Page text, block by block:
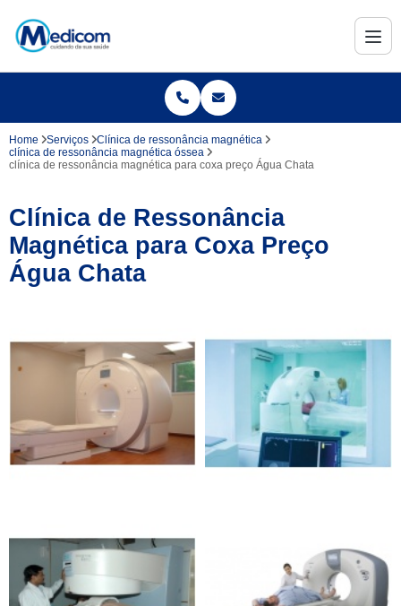
Home Serviços
Clínica de ressonância magnética
clínica de ressonância magnética óssea
clínica de ressonância magnética para coxa preço Água Chata
Clínica de Ressonância
Magnética para Coxa Preço
Água Chata